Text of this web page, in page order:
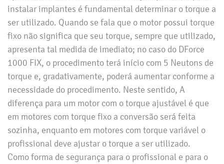
instalar implantes é fundamental determinar o torque a
ser utilizado. Quando se fala que o motor possui torque
fixo não significa que seu torque, sempre que utilizado,
apresenta tal medida de imediato; no caso do DForce
1000 FIX, o procedimento terá início com 5 Neutons de
torque e, gradativamente, poderá aumentar conforme a
necessidade do procedimento. Neste sentido, A
diferença para um motor com o torque ajustável é que
em motores com torque fixo a conversão será feita
sozinha, enquanto em motores com torque variável o
profissional deve ajustar o torque a ser utilizado.
Como forma de segurança para o profissional e para o